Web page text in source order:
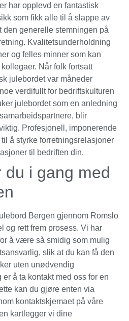
har opplevd en fantastisk
som fikk alle til å slappe av
den generelle stemningen på
Kvalitetsunderholdning
og felles minner som kan
Når folk fortsatt
julebordet var måneder
verdifullt for bedriftskulturen
julebordet som en anledning
blir
Profesjonell, imponerende
å styrke forretningsrelasjoner
til bedriften din.
du i gang med
Bergen gjennom Romslo
og rett frem prosess. Vi har
å være så smidig som mulig
slik at du kan få den
uten unødvendig
å ta kontakt med oss for en
kan du gjøre enten via
kontaktskjemaet på våre
kartlegger vi dine